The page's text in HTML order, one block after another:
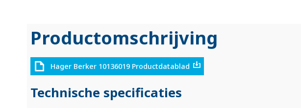
Productomschrijving
Hager Berker 10136019 Productdatablad
Technische specificaties